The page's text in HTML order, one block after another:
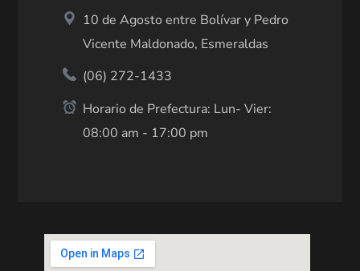
10 de Agosto entre Bolívar y Pedro
Vicente Maldonado, Esmeraldas
(06) 272-1433
Horario de Prefectura: Lun- Vier:
08:00 am - 17:00 pm